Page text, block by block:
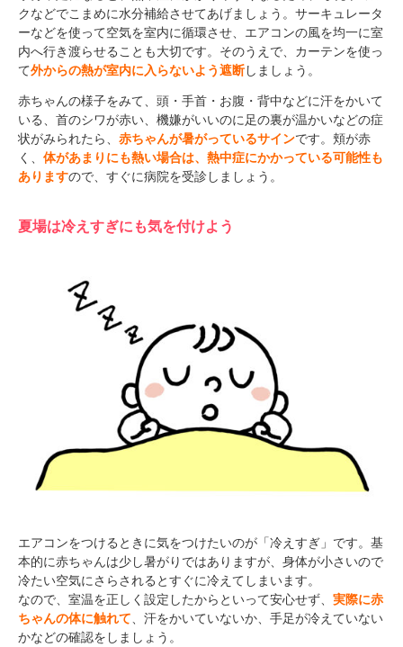
クなどでこまめに水分補給させてあげましょう。サーキュレータ
ーなどを使って空気を室内に循環させ、エアコンの風を均一に室
内へ行き渡らせることも大切です。そのうえで、カーテンを使っ
て外からの熱が室内に入らないよう遮断しましょう。
赤ちゃんの様子をみて、頭・手首・お腹・背中などに汗をかいて
いる、首のシワが赤い、機嫌がいいのに足の裏が温かいなどの症
状がみられたら、 赤ちゃんが暑がっているサインです。頬が赤
く、 体があまりにも熱い場合は、熱中症にかかっている可能性も
ありますので、すぐに病院を受診しましょう。
夏場は冷えすぎにも気を付けよう
エアコンをつけるときに気をつけたいのが「冷えすぎ」です。基
本的に赤ちゃんは少し暑がりではありますが、身体が小さいので
冷たい空気にさらされるとすぐに冷えてしまいます。
なので、室温を正しく設定したからといって安心せず、 実際に赤
ちゃんの体に触れて、汗をかいていないか、手足が冷えていない
かなどの確認をしましょう。